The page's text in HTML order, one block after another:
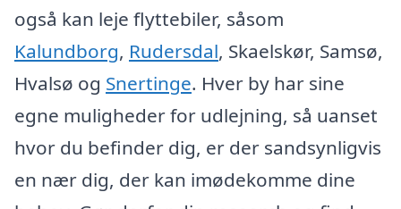
også kan leje flyttebiler, såsom
Kalundborg, Rudersdal, Skaelskør, Samsø,
Hvalsø og Snertinge. Hver by har sine
egne muligheder for udlejning, så uanset
hvor du befinder dig, er der sandsynligvis
en nær dig, der kan imødekomme dine